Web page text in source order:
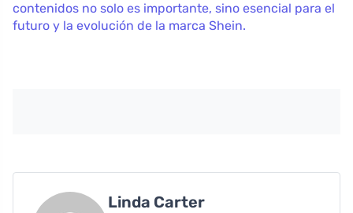
contenidos no solo es importante, sino esencial para el
futuro y la evolución de la marca Shein.
Linda Carter